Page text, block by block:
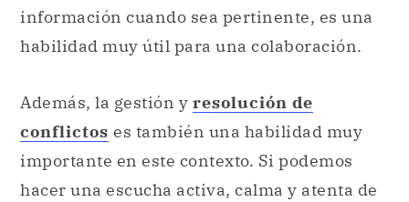
información cuando sea pertinente, es una
habilidad muy útil para una colaboración.
Además, la gestión y resolución de
conflictos es también una habilidad muy
importante en este contexto. Si podemos
hacer una escucha activa, calma y atenta de